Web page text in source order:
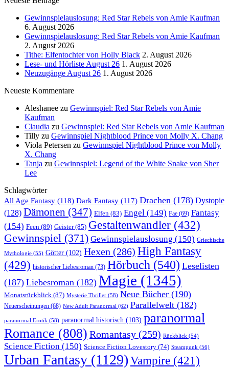
Gewinnspielauslosung: Red Star Rebels von Amie Kaufman
6. August 2026
Gewinnspielauslosung: Red Star Rebels von Amie Kaufman
2. August 2026
Tithe: Elfentochter von Holly Black 2. August 2026
Lese- und Hörliste August 26 1. August 2026
Neuzugänge August 26 1. August 2026
Neueste Kommentare
Aleshanee zu Gewinnspiel: Red Star Rebels von Amie
Kaufman
Claudia zu Gewinnspiel: Red Star Rebels von Amie Kaufman
Tilly zu Gewinnspiel Nightblood Prince von Molly X. Chang
Viola Petersen zu Gewinnspiel Nightblood Prince von Molly
X. Chang
Tanja zu Gewinnspiel: Legend of the White Snake von Sher
Lee
Schlagwörter
All Age Fantasy (118) Dark Fantasy (117) Drachen (178) Dystopie
(128) Dämonen (347) Elfen (83) Engel (149) Fae (69) Fantasy
(154) Feen (89) Geister(85) Gestaltenwandler (432)
Gewinnspiel (371) Gewinnspielauslosung (150) Griechische
Mythologie (55) Götter (102) Hexen (286) High Fantasy
(429) historischer Liebesroman (73) Hörbuch (540) Leselisten
(187) Liebesroman (182) Magie (1345)
Monatsrückblick (87) Mysterie Thriller (58) Neue Bücher (190)
Neuerscheinungen (68) New Adult Paranormal (62) Parallelwelt (182)
paranormal Erotik (58) paranormal historisch (103) paranormal
Romance (808) Romantasy (259) Rückblick (54)
Science Fiction (150) Science Fiction Lovestory (74) Steampunk (56)
Urban Fantasy (1129) Vampire (421)